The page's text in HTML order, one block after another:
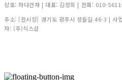
상호: 하다건재 | 대표: 김정희 | 전화: 010-
주소: [전시장] 경기도 광주시 성들길 46-3 | 사
자: (주)식스샵